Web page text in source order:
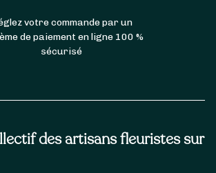
des artisans fleuristes sur
votre commande par un
de paiement en ligne 100 %
sécurisé